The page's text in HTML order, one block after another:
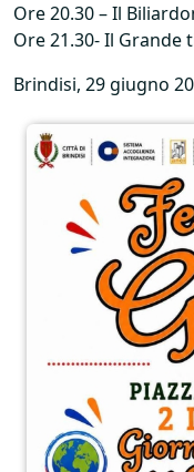
Ore 20.30 – Il
Ore 21.30- Il Grande
Brindisi, 29 giugno